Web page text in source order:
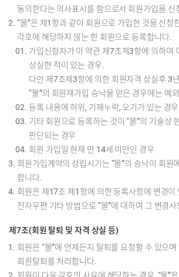
동의한다는 의사표시를 함으로서 회원가입을 신
“몰”은 제1항과 같이 회원으로 가입한 것을 신청
각호에 해당하지 않는 한 회원으로 등록합니다.
가입신청자가 이 약관 제7조제3항에 의하여
상실한 적이 있는 경우.
다만 제7조제3항에 의한 회원자격 상실후 3
“몰”의 회원재가입 승낙을 얻은 경우에는 예
등록 내용에 허위, 기재누락, 오기가 있는 경우
기타 회원으로 등록하는 것이 “몰”의 기술상
판단되는 경우
회원 가입일 현재 만 14세 미만인 경우
회원가입계약의 성립시기는 “몰”의 승낙이 회원
합니다.
회원은 제17조 제1항에 의한 등록사항에 변경이
전자우편 기타 방법으로 “몰”에 대하여 그 변경
제7조(회원 탈퇴 및 자격 상실 등)
회원은 “몰”에 언제든지 탈퇴를 요청할 수 있으며
회원탈퇴를 처리합니다.